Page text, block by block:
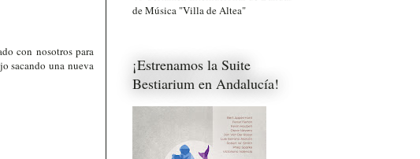
con nosotros para
sacando una nueva
de Música "Villa de Altea"
¡Estrenamos la Suite
Bestiarium en Andalucía!